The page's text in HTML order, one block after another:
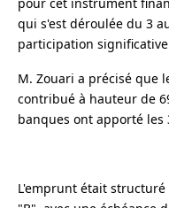
qui s'est déroulée du 3
participation
M. Zouari a précisé que
contribué à hauteur de
banques ont apporté les
L'emprunt était